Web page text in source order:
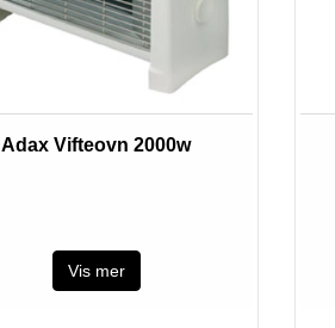
Adax Vifteovn 2000w
Vis mer